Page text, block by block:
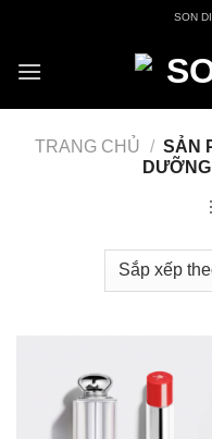
content
SON
TRANG CHỦ / SẢN